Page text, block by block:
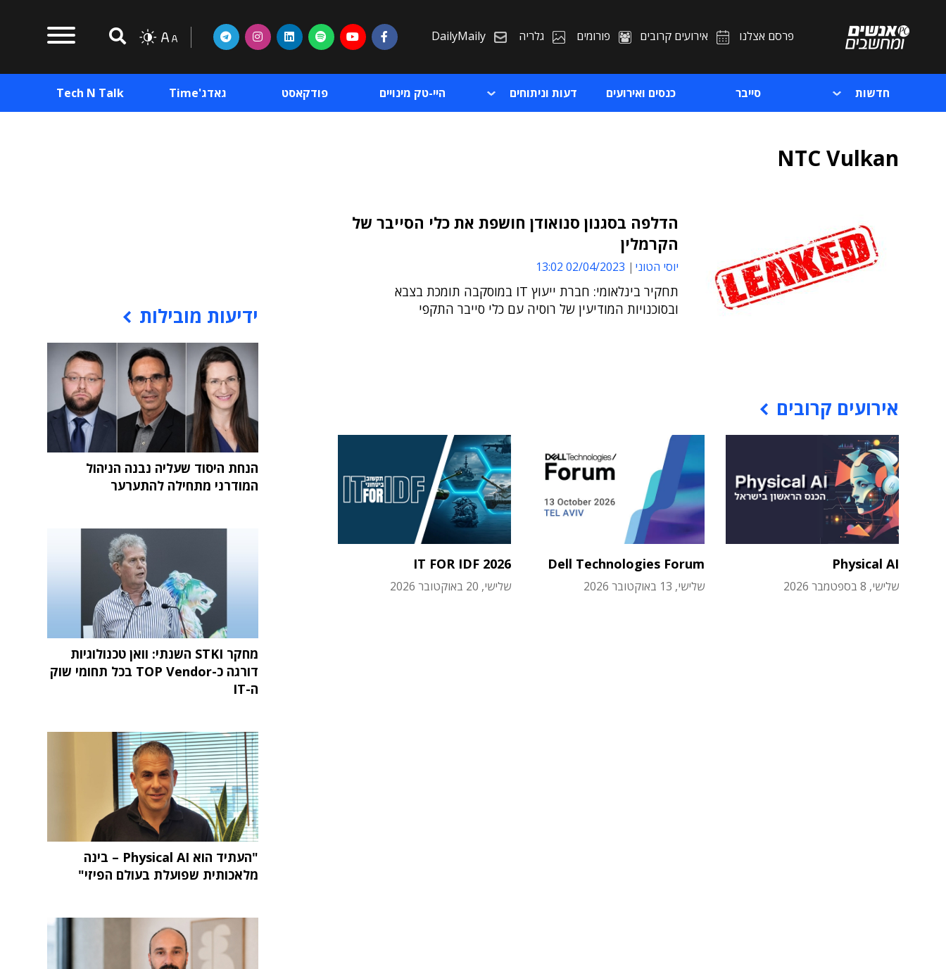
פרסם אצלנו אירועים קרובים פורומים גלריה DailyMaily
חדשות סייבר כנסים ואירועים דעות וניתוחים היי-טק מינויים פודקאסט גאדג'Time Tech N Talk
NTC Vulkan
הדלפה בסגנון סנואודן חושפת את כלי הסייבר של
הקרמלין
יוסי הטוני 02/04/2023 13:02
תחקיר בינלאומי: חברת ייעוץ IT במוסקבה תומכת בצבא
ובסוכנויות המודיעין של רוסיה עם כלי סייבר התקפי
אירועים קרובים
Physical AI
שלישי, 8 בספטמבר 2026
Dell Technologies Forum
שלישי, 13 באוקטובר 2026
IT FOR IDF 2026
שלישי, 20 באוקטובר 2026
ידיעות מובילות
הנחת היסוד שעליה נבנה הניהול
המודרני מתחילה להתערער
מחקר STKI השנתי: וואן טכנולוגיות
דורגה כ-TOP Vendor בכל תחומי שוק
ה-IT
"העתיד הוא Physical AI – בינה
מלאכותית שפועלת בעולם הפיזי"